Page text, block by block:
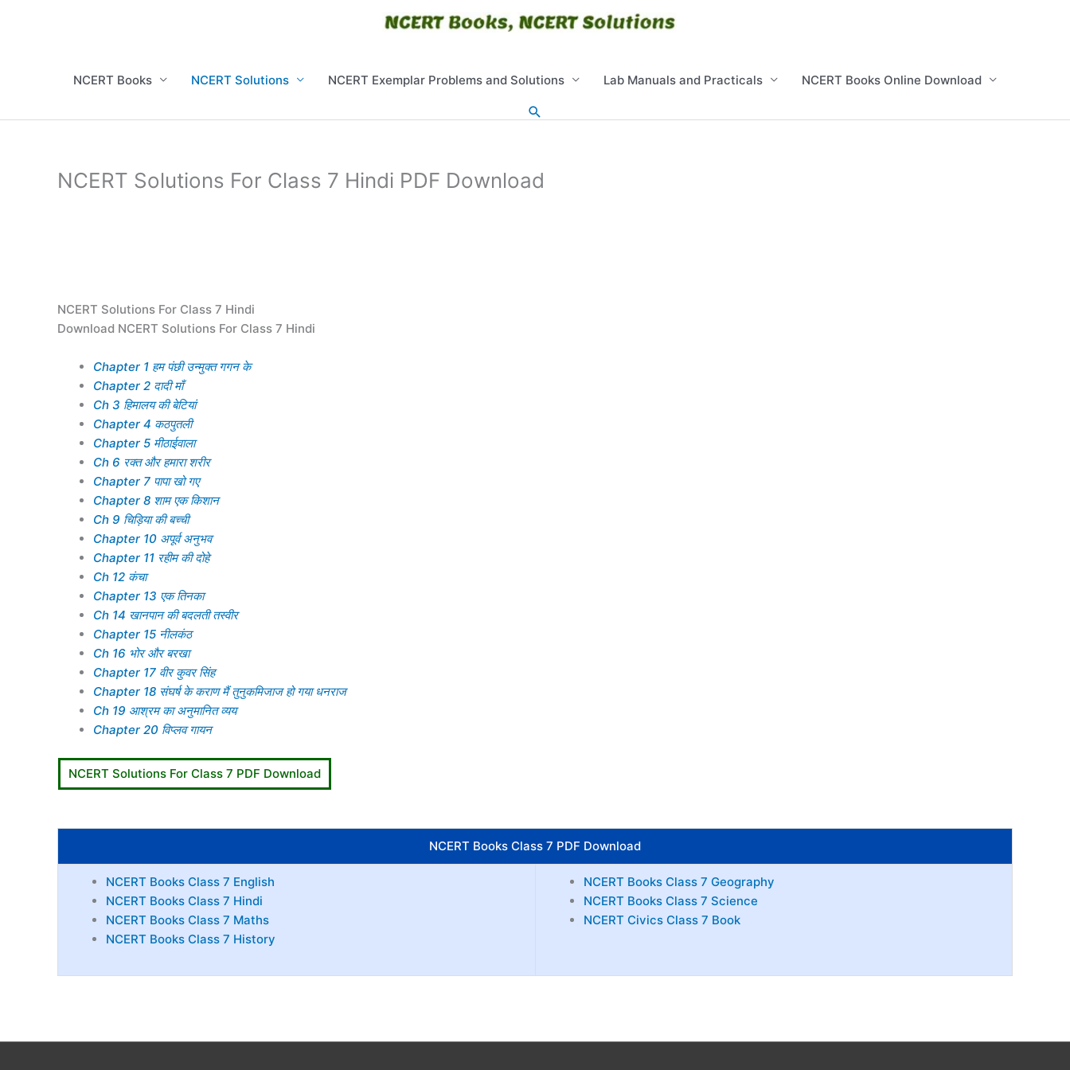
NCERT Books NCERT Solutions NCERT Exemplar Problems and Solutions Lab Manuals and Practicals NCERT Books Online Download
Search
NCERT Solutions For Class 7 Hindi PDF Download
NCERT Solutions For Class 7 Hindi
Download NCERT Solutions For Class 7 Hindi
Chapter 1 हम पंछी उन्मुक्त गगन के
Chapter 2 दादी माँ
Ch 3 हिमालय की बेटियां
Chapter 4 कठपुतली
Chapter 5 मीठाईवाला
Ch 6 रक्त और हमारा शरीर
Chapter 7 पापा खो गए
Chapter 8 शाम एक किशान
Ch 9 चिड़िया की बच्ची
Chapter 10 अपूर्व अनुभव
Chapter 11 रहीम की दोहे
Ch 12 कंचा
Chapter 13 एक तिनका
Ch 14 खानपान की बदलती तस्वीर
Chapter 15 नीलकंठ
Ch 16 भोर और बरखा
Chapter 17 वीर कुवर सिंह
Chapter 18 संघर्ष के कराण मैं तुनुकमिजाज हो गया धनराज
Ch 19 आश्रम का अनुमानित व्यय
Chapter 20 विप्लव गायन
NCERT Solutions For Class 7 PDF Download
NCERT Books Class 7 PDF Download
NCERT Books Class 7 English
NCERT Books Class 7 Hindi
NCERT Books Class 7 Maths
NCERT Books Class 7 History
NCERT Books Class 7 Geography
NCERT Books Class 7 Science
NCERT Civics Class 7 Book